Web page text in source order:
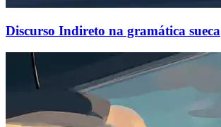
Discurso Indireto na gramática sueca